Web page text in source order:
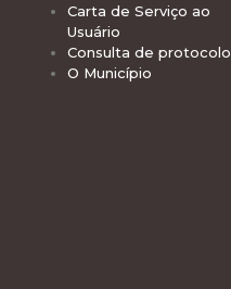
Carta de Serviço ao
Usuário
Consulta de protocolo
O Município